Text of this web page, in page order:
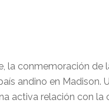
la conmemoración de
andino en Madison.
activa relación con la